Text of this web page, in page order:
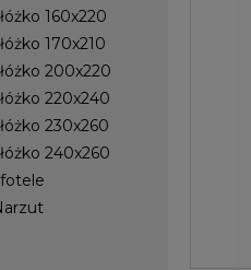
160x220
170x210
200x220
220x240
230x260
240x260